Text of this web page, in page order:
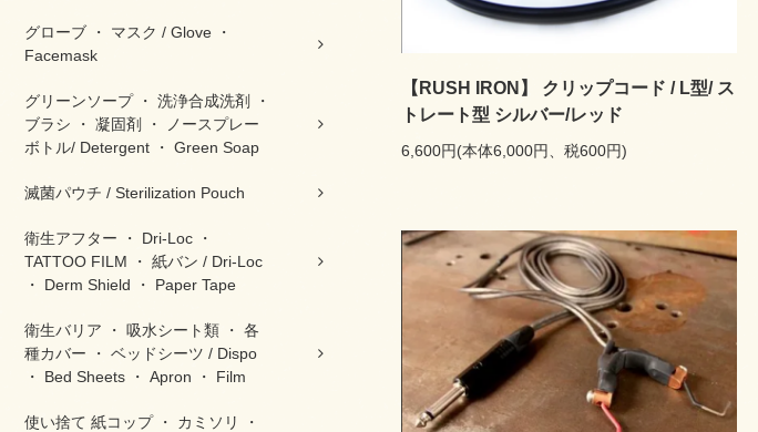
グローブ ・ マスク / Glove ・
Facemask
グリーンソープ ・ 洗浄合成洗剤 ・
ブラシ ・ 凝固剤 ・ ノースプレー
ボトル/ Detergent ・ Green Soap
滅菌パウチ / Sterilization Pouch
衛生アフター ・ Dri-Loc ・
TATTOO FILM ・ 紙バン / Dri-Loc
・ Derm Shield ・ Paper Tape
衛生バリア ・ 吸水シート類 ・ 各
種カバー ・ ベッドシーツ / Dispo
・ Bed Sheets ・ Apron ・ Film
使い捨て 紙コップ ・ カミソリ ・
【RUSH IRON】 クリップコード / L型/ ス
トレート型 シルバー/レッド
6,600円(本体6,000円、税600円)